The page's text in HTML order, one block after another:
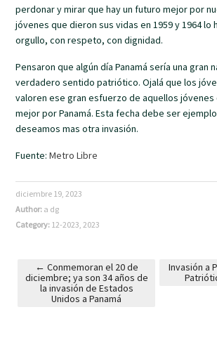
perdonar y mirar que hay un futuro mejor por
jóvenes que dieron sus vidas en 1959 y 1964 lo
orgullo, con respeto, con dignidad.
Pensaron que algún día Panamá sería una gran
verdadero sentido patriótico. Ojalá que los
valoren ese gran esfuerzo de aquellos jóvenes
mejor por Panamá. Esta fecha debe ser
deseamos mas otra invasión.
Fuente:Metro Libre
diciembre 19, 2023
Author: a dg
Category: 12-2023 ,2023
Post navigation
← Conmemoran el 20 de
diciembre; ya son 34 años de
la invasión de Estados
Unidos a Panamá
Invasión a